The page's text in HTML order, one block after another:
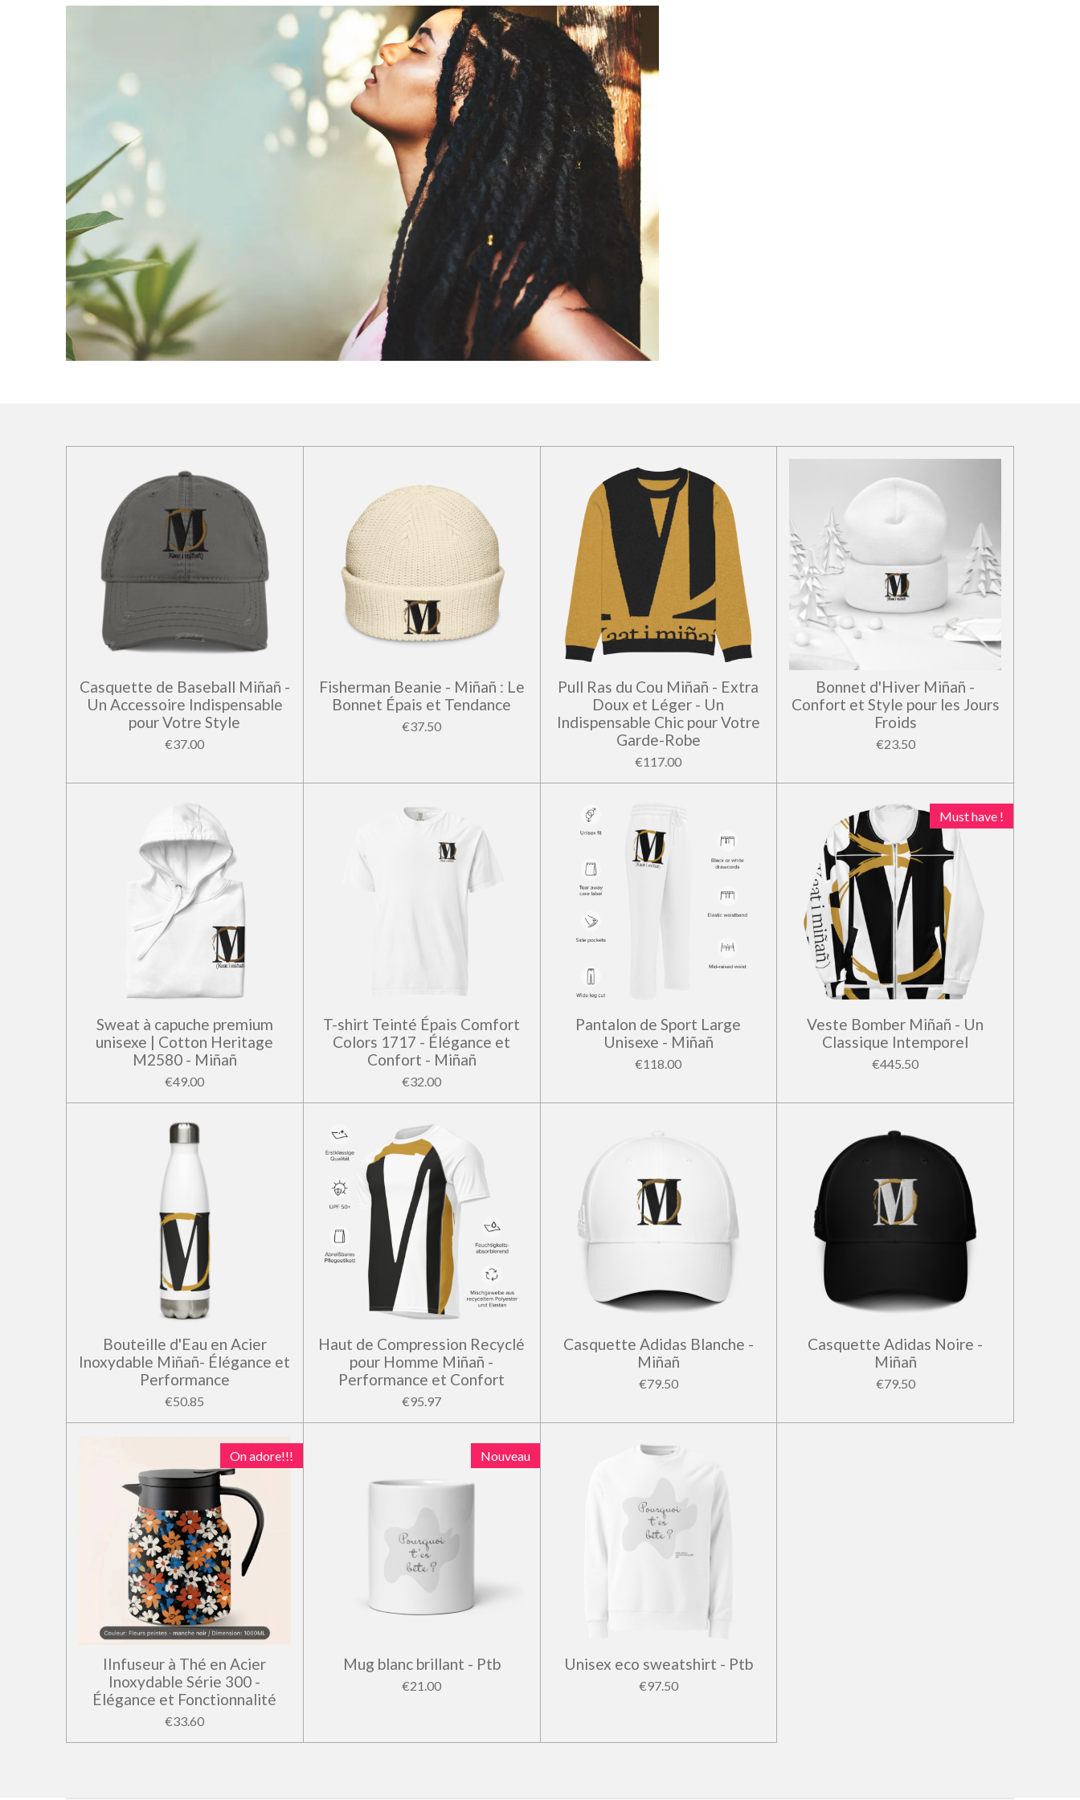
Casquette de Baseball Miñañ -
Un Accessoire Indispensable
pour Votre Style
€37.00
Fisherman Beanie - Miñañ : Le
Bonnet Épais et Tendance
€37.50
Pull Ras du Cou Miñañ - Extra
Doux et Léger - Un
Indispensable Chic pour Votre
Garde-Robe
€117.00
Bonnet d'Hiver Miñañ -
Confort et Style pour les Jours
Froids
€23.50
Sweat à capuche premium
unisexe | Cotton Heritage
M2580 - Miñañ
€49.00
T-shirt Teinté Épais Comfort
Colors 1717 - Élégance et
Confort - Miñañ
€32.00
Pantalon de Sport Large
Unisexe - Miñañ
€118.00
Must have !
Veste Bomber Miñañ - Un
Classique Intemporel
€445.50
Bouteille d'Eau en Acier
Inoxydable Miñañ- Élégance et
Performance
€50.85
Haut de Compression Recyclé
pour Homme Miñañ -
Performance et Confort
€95.97
Casquette Adidas Blanche -
Miñañ
€79.50
Casquette Adidas Noire -
Miñañ
€79.50
On adore!!!
IInfuseur à Thé en Acier
Inoxydable Série 300 -
Élégance et Fonctionnalité
€33.60
Nouveau
Mug blanc brillant - Ptb
€21.00
Unisex eco sweatshirt - Ptb
€97.50